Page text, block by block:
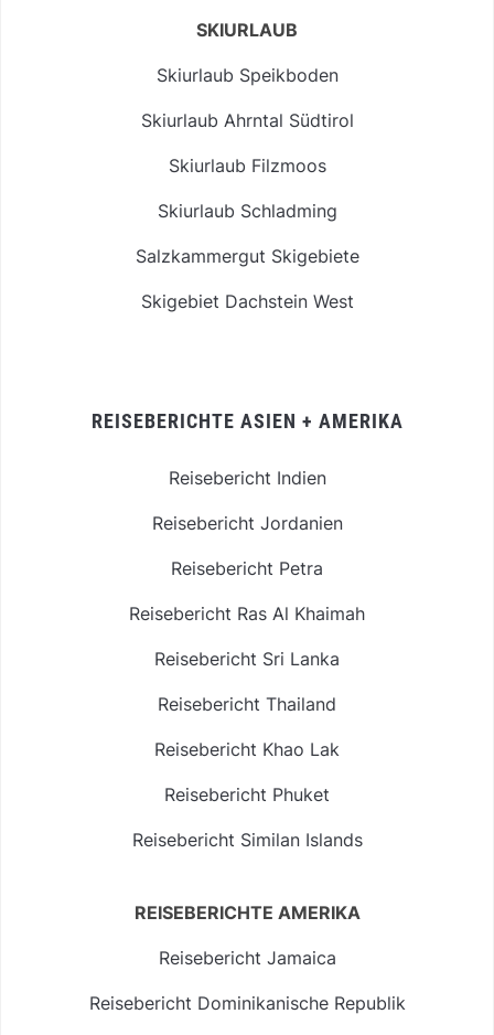
SKIURLAUB
Skiurlaub Speikboden
Skiurlaub Ahrntal Südtirol
Skiurlaub Filzmoos
Skiurlaub Schladming
Salzkammergut Skigebiete
Skigebiet Dachstein West
REISEBERICHTE ASIEN + AMERIKA
Reisebericht Indien
Reisebericht Jordanien
Reisebericht Petra
Reisebericht Ras Al Khaimah
Reisebericht Sri Lanka
Reisebericht Thailand
Reisebericht Khao Lak
Reisebericht Phuket
Reisebericht Similan Islands
REISEBERICHTE AMERIKA
Reisebericht Jamaica
Reisebericht Dominikanische Republik